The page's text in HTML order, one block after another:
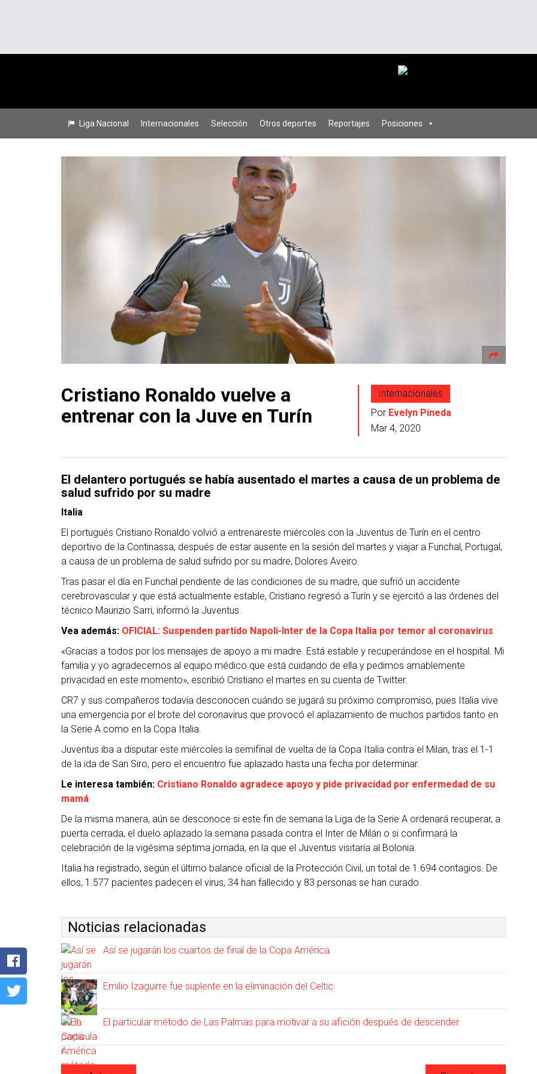
Liga Nacional Internacionales Selección Otros deportes Reportajes Posiciones
Cristiano Ronaldo vuelve a
entrenar con la Juve en Turín
Internacionales
Por Evelyn Pineda
Mar 4, 2020
El delantero portugués se había ausentado el martes a causa de un problema de
salud sufrido por su madre
Italia
El portugués Cristiano Ronaldo volvió a entrenareste miércoles con la Juventus de Turín en el centro
deportivo de la Continassa, después de estar ausente en la sesión del martes y viajar a Funchal, Portugal,
a causa de un problema de salud sufrido por su madre, Dolores Aveiro.
Tras pasar el día en Funchal pendiente de las condiciones de su madre, que sufrió un accidente
cerebrovascular y que está actualmente estable, Cristiano regresó a Turín y se ejercitó a las órdenes del
técnico Maurizio Sarri, informó la Juventus.
Vea además: OFICIAL: Suspenden partido Napoli-Inter de la Copa Italia por temor al coronavirus
«Gracias a todos por los mensajes de apoyo a mi madre. Está estable y recuperándose en el hospital. Mi
familia y yo agradecemos al equipo médico que está cuidando de ella y pedimos amablemente
privacidad en este momento», escribió Cristiano el martes en su cuenta de Twitter.
CR7 y sus compañeros todavía desconocen cuándo se jugará su próximo compromiso, pues Italia vive
una emergencia por el brote del coronavirus que provocó el aplazamiento de muchos partidos tanto en
la Serie A como en la Copa Italia.
Juventus iba a disputar este miércoles la semifinal de vuelta de la Copa Italia contra el Milan, tras el 1-1
de la ida de San Siro, pero el encuentro fue aplazado hasta una fecha por determinar.
Le interesa también: Cristiano Ronaldo agradece apoyo y pide privacidad por enfermedad de su
mamá
De la misma manera, aún se desconoce si este fin de semana la Liga de la Serie A ordenará recuperar, a
puerta cerrada, el duelo aplazado la semana pasada contra el Inter de Milán o si confirmará la
celebración de la vigésima séptima jornada, en la que el Juventus visitaría al Bolonia.
Italia ha registrado, según el último balance oficial de la Protección Civil, un total de 1.694 contagios. De
ellos, 1.577 pacientes padecen el virus, 34 han fallecido y 83 personas se han curado.
Noticias relacionadas
Así se jugarán los cuartos de final de la Copa América
Emilio Izaguirre fue suplente en la eliminación del Celtic
El particular método de Las Palmas para motivar a su afición después de descender